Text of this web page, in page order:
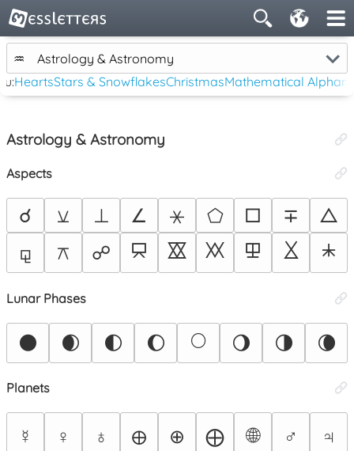
♒
Astrology & Astronomy
HeartsStars & SnowflakesChristmasMathematical
Astrology & Astronomy
Aspects
☌ ⚺ ⊥ ∠ ⚹ ⬠ □ ∓
△
⚼
⚻ ☍ ⯳ ⯴ ⯵ ⯶ ⯷ ⯸
Lunar Phases
🌑 🌒 🌓 🌔 🌕 🌖 🌗 🌘
Planets
☿ ♀ ♁ 🜨 ⊕ ⨁ 🌐 ♂
♃